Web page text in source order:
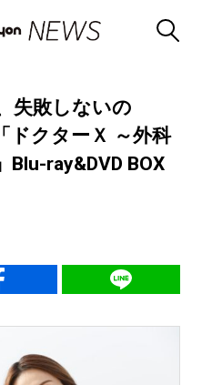
失敗しないの
クターＸ ～外科
Blu-ray&DVD BOX